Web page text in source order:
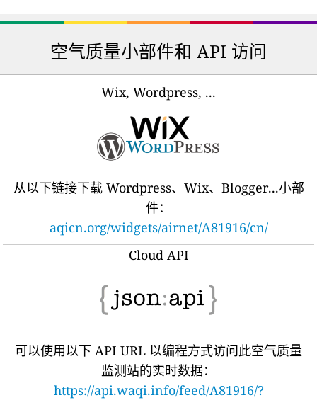
空气质量小部件和 API 访问
Wix, Wordpress, ...
从以下链接下载 Wordpress、Wix、Blogger...小部
件：
aqicn.org/widgets/airnet/A81916/cn/
Cloud API
可以使用以下 API URL 以编程方式访问此空气质量
监测站的实时数据：
https://api.waqi.info/feed/A81916/?